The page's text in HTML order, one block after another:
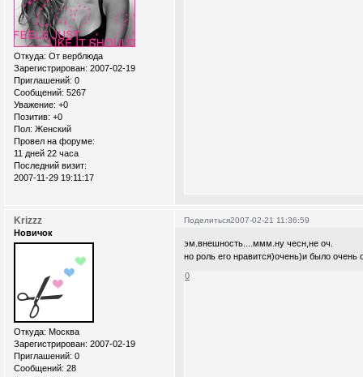
Откуда: От верблюда
Зарегистрирован: 2007-02-19
Приглашений: 0
Сообщений: 5267
Уважение: +0
Позитив: +0
Пол: Женский
Провел на форуме:
11 дней 22 часа
Последний визит:
2007-11-29 19:11:17
Поделиться2007-02-21 11:36:59
Krizzz
Новичок
Откуда: Москва
Зарегистрирован: 2007-02-19
Приглашений: 0
Сообщений: 28
эм.внешность....ммм.ну чесн,не оч.
но роль его нравится)очень)и было очень
0